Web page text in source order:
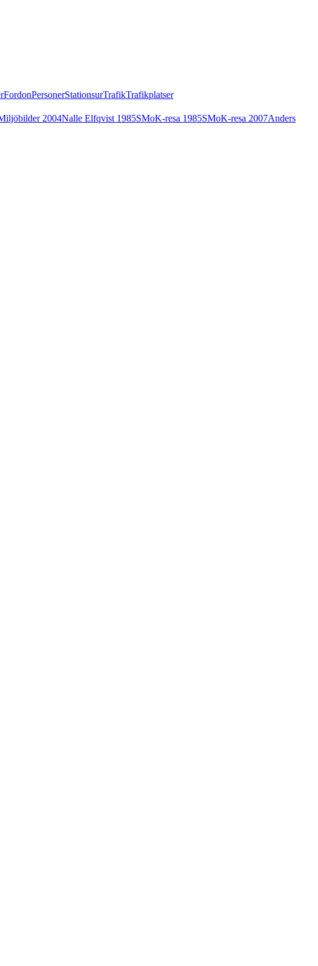
FordonPersonerStationsurTrafikTrafikplatser
2004Nalle Elfqvist 1985SMoK-resa 1985SMoK-resa 2007Anders